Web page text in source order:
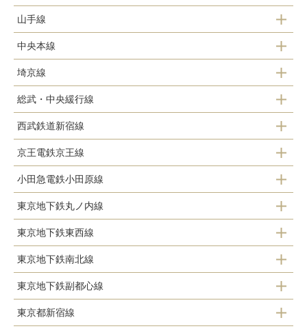
新宿駅
山手線
新宿駅
新大久保駅
高田馬場駅
中央本線
四ツ谷駅
新宿駅
埼京線
新宿駅
総武・中央緩行線
四ツ谷駅
信濃町駅
新宿駅
西武鉄道新宿線
西武新宿駅
高田馬場駅
下落合駅
京王電鉄京王線
新宿駅
小田急電鉄小田原線
新宿駅
東京地下鉄丸ノ内線
四ツ谷駅
四谷三丁目駅
新宿御苑前駅
東京地下鉄東西線
落合駅
高田馬場駅
早稲田駅
東京地下鉄南北線
四ツ谷駅
東京地下鉄副都心線
西早稲田駅
東京都新宿線